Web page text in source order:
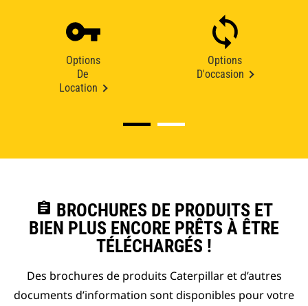
Options
De
Location
Options
D'occasion
assignment BROCHURES DE PRODUITS ET
BIEN PLUS ENCORE PRÊTS À ÊTRE
TÉLÉCHARGÉS !
Des brochures de produits Caterpillar et d’autres
documents d’information sont disponibles pour votre